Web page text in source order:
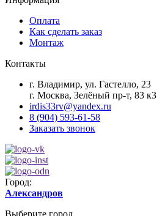
Оплата
Как сделать заказ
Монтаж
Контакты
г. Владимир, ул. Гастелло, 23
г. Москва, Зелёный пр-т, 83 к3
irdis33rv@yandex.ru
8 (904) 593-61-58
Заказать звонок
Город:
Александров
Выберите город